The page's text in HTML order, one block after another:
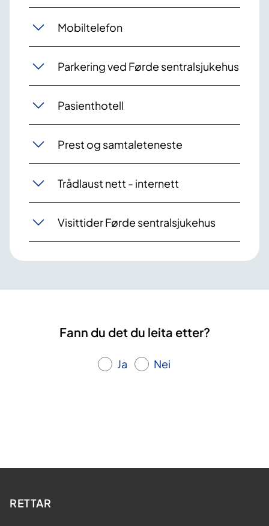
Mobiltelefon
Parkering ved Førde sentralsjukehus
Pasienthotell
Prest og samtaleteneste
Trådlaust nett - internett
Visittider Førde sentralsjukehus
Fann du det du leita etter?
Ja Nei
RETTAR